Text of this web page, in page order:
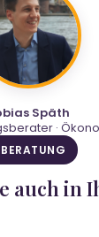
Späth
·
auch in